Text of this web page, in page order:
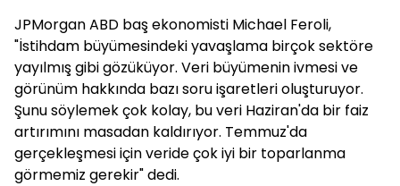
JPMorgan ABD baş ekonomisti Michael Feroli,
"İstihdam büyümesindeki yavaşlama birçok sektöre
yayılmış gibi gözüküyor. Veri büyümenin ivmesi ve
görünüm hakkında bazı soru işaretleri oluşturuyor.
Şunu söylemek çok kolay, bu veri Haziran'da bir faiz
artırımını masadan kaldırıyor. Temmuz'da
gerçekleşmesi için veride çok iyi bir toparlanma
görmemiz gerekir" dedi.